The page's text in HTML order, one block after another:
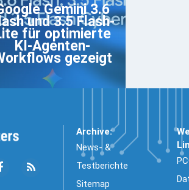
Gemini 3.6
und 3.5 Flash-
für optimierte
KI-Agenten-
gezeigt
Archive:
News- &
Testberichte
Sitemap